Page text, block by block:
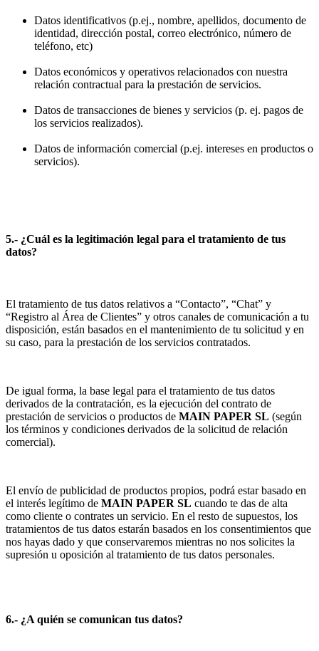
Datos identificativos (p.ej., nombre, apellidos, documento de
identidad, dirección postal, correo electrónico, número de
teléfono, etc)
Datos económicos y operativos relacionados con nuestra
relación contractual para la prestación de servicios.
Datos de transacciones de bienes y servicios (p. ej. pagos de
los servicios realizados).
Datos de información comercial (p.ej. intereses en productos o
servicios).
5.- ¿Cuál es la legitimación legal para el tratamiento de tus
datos?
El tratamiento de tus datos relativos a “Contacto”, “Chat” y
“Registro al Área de Clientes” y otros canales de comunicación a tu
disposición, están basados en el mantenimiento de tu solicitud y en
su caso, para la prestación de los servicios contratados.
De igual forma, la base legal para el tratamiento de tus datos
derivados de la contratación, es la ejecución del contrato de
prestación de servicios o productos de MAIN PAPER SL (según
los términos y condiciones derivados de la solicitud de relación
comercial).
El envío de publicidad de productos propios, podrá estar basado en
el interés legítimo de MAIN PAPER SL cuando te das de alta
como cliente o contrates un servicio. En el resto de supuestos, los
tratamientos de tus datos estarán basados en los consentimientos que
nos hayas dado y que conservaremos mientras no nos solicites la
supresión u oposición al tratamiento de tus datos personales.
6.- ¿A quién se comunican tus datos?